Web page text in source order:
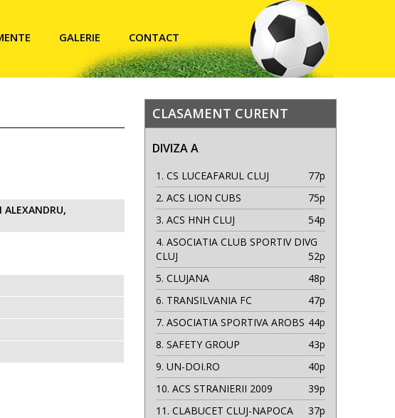
GALERIE CONTACT
CLASAMENT CURENT
DIVIZA A
1. CS LUCEAFARUL CLUJ
77p
2. ACS LION CUBS
75p
3. ACS HNH CLUJ
54p
4. ASOCIATIA CLUB SPORTIV DIVG
CLUJ
52p
5. CLUJANA
48p
6. TRANSILVANIA FC
47p
7. ASOCIATIA SPORTIVA AROBS 44p
8. SAFETY GROUP
43p
9. UN-DOI.RO
40p
10. ACS STRANIERII 2009
39p
11. CLABUCET CLUJ-NAPOCA
37p